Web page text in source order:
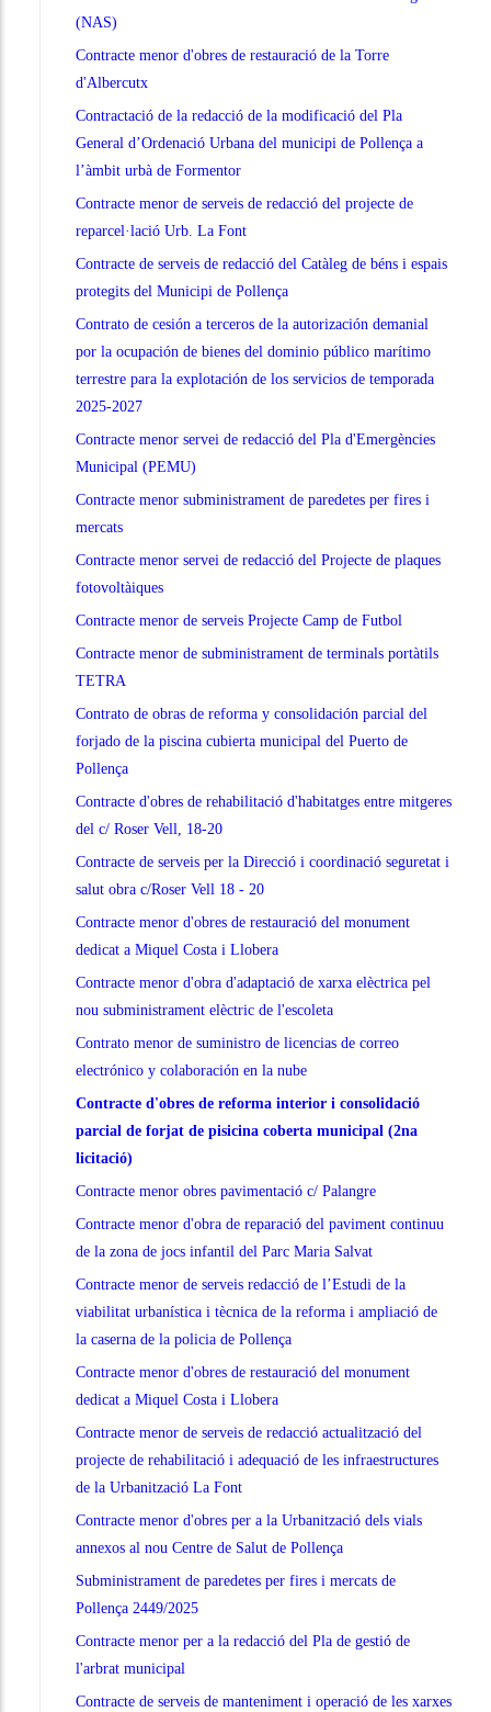
(NAS)
Contracte menor d'obres de restauració de la Torre
d'Albercutx
Contractació de la redacció de la modificació del Pla
General d’Ordenació Urbana del municipi de Pollença a
l’àmbit urbà de Formentor
Contracte menor de serveis de redacció del projecte de
reparcel·lació Urb. La Font
Contracte de serveis de redacció del Catàleg de béns i espais
protegits del Municipi de Pollença
Contrato de cesión a terceros de la autorización demanial
por la ocupación de bienes del dominio público marítimo
terrestre para la explotación de los servicios de temporada
2025-2027
Contracte menor servei de redacció del Pla d'Emergències
Municipal (PEMU)
Contracte menor subministrament de paredetes per fires i
mercats
Contracte menor servei de redacció del Projecte de plaques
fotovoltàiques
Contracte menor de serveis Projecte Camp de Futbol
Contracte menor de subministrament de terminals portàtils
TETRA
Contrato de obras de reforma y consolidación parcial del
forjado de la piscina cubierta municipal del Puerto de
Pollença
Contracte d'obres de rehabilitació d'habitatges entre mitgeres
del c/ Roser Vell, 18-20
Contracte de serveis per la Direcció i coordinació seguretat i
salut obra c/Roser Vell 18 - 20
Contracte menor d'obres de restauració del monument
dedicat a Miquel Costa i Llobera
Contracte menor d'obra d'adaptació de xarxa elèctrica pel
nou subministrament elèctric de l'escoleta
Contrato menor de suministro de licencias de correo
electrónico y colaboración en la nube
Contracte d'obres de reforma interior i consolidació
parcial de forjat de pisicina coberta municipal (2na
licitació)
Contracte menor obres pavimentació c/ Palangre
Contracte menor d'obra de reparació del paviment continuu
de la zona de jocs infantil del Parc Maria Salvat
Contracte menor de serveis redacció de l’Estudi de la
viabilitat urbanística i tècnica de la reforma i ampliació de
la caserna de la policia de Pollença
Contracte menor d'obres de restauració del monument
dedicat a Miquel Costa i Llobera
Contracte menor de serveis de redacció actualització del
projecte de rehabilitació i adequació de les infraestructures
de la Urbanització La Font
Contracte menor d'obres per a la Urbanització dels vials
annexos al nou Centre de Salut de Pollença
Subministrament de paredetes per fires i mercats de
Pollença 2449/2025
Contracte menor per a la redacció del Pla de gestió de
l'arbrat municipal
Contracte de serveis de manteniment i operació de les xarxes